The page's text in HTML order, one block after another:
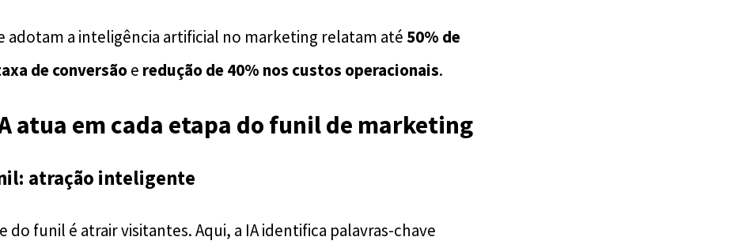
adotam a inteligência artificial no marketing relatam até 50% de
de conversãoe redução de 40% nos custos operacionais.
atua em cada etapa do funil de marketing
atração inteligente
do funil é atrair visitantes. Aqui, a IA identifica palavras-chave